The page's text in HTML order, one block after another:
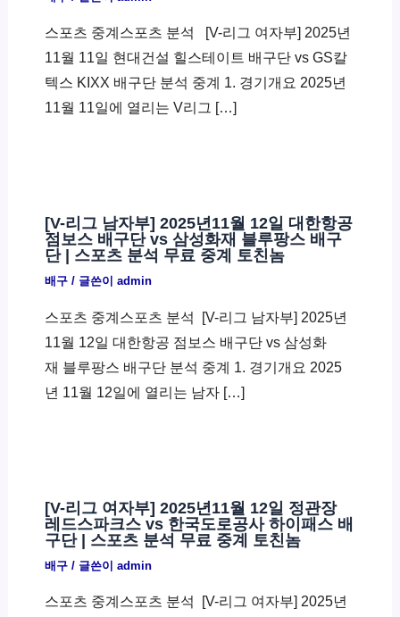
스포츠 중계스포츠 분석 ​ [V-리그 여자부] 2025년
11월 11일 현대건설 힐스테이트 배구단 vs GS칼
텍스 KIXX 배구단 분석 중계 1. 경기개요 2025년
11월 11일에 열리는 V리그 […]
[V-리그 남자부] 2025년11월 12일 대한항공
점보스 배구단 vs 삼성화재 블루팡스 배구
단 | 스포츠 분석 무료 중계 토친놈
배구/ 글쓴이 admin
스포츠 중계스포츠 분석 ​ [V-리그 남자부] 2025년
11월 12일 대한항공 점보스 배구단 vs 삼성화
재 블루팡스 배구단 분석 중계 1. 경기개요 2025
년 11월 12일에 열리는 남자 […]
[V-리그 여자부] 2025년11월 12일 정관장
레드스파크스 vs 한국도로공사 하이패스 배
구단 | 스포츠 분석 무료 중계 토친놈
배구/ 글쓴이 admin
스포츠 중계스포츠 분석 ​ [V-리그 여자부] 2025년